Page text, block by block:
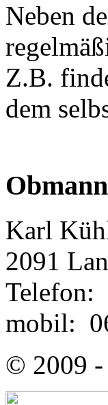
Neben
Z.B.
dem
Karl
2091
Telefon:
mobil:
© 2009 -